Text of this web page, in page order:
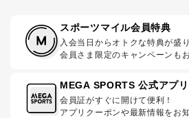
スポーツマイル会員特典
入会当日からオトクな特典が盛
会員さま限定のキャンペーンも
MEGA SPORTS 公式アプリ
会員証がすぐに開けて便利！
アプリクーポンや最新情報をお